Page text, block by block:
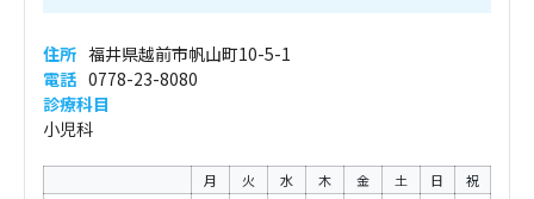
住所 福井県越前市帆山町10-5-1
電話 0778-23-8080
診療科目
小児科
月 火 水 木 金 土 日 祝